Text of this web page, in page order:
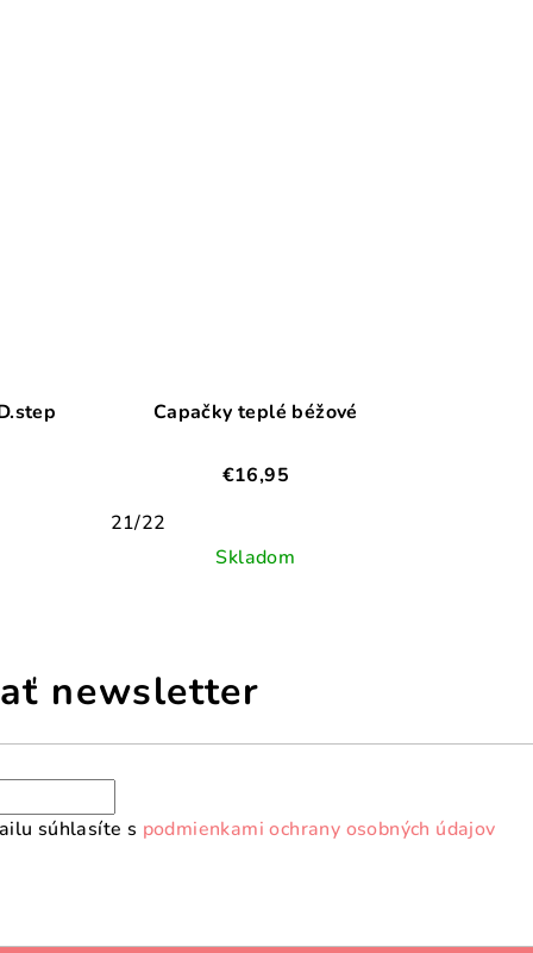
Capačky teplé béžové
€16,95
21/22
Skladom
newsletter
súhlasíte s podmienkami ochrany osobných údajov